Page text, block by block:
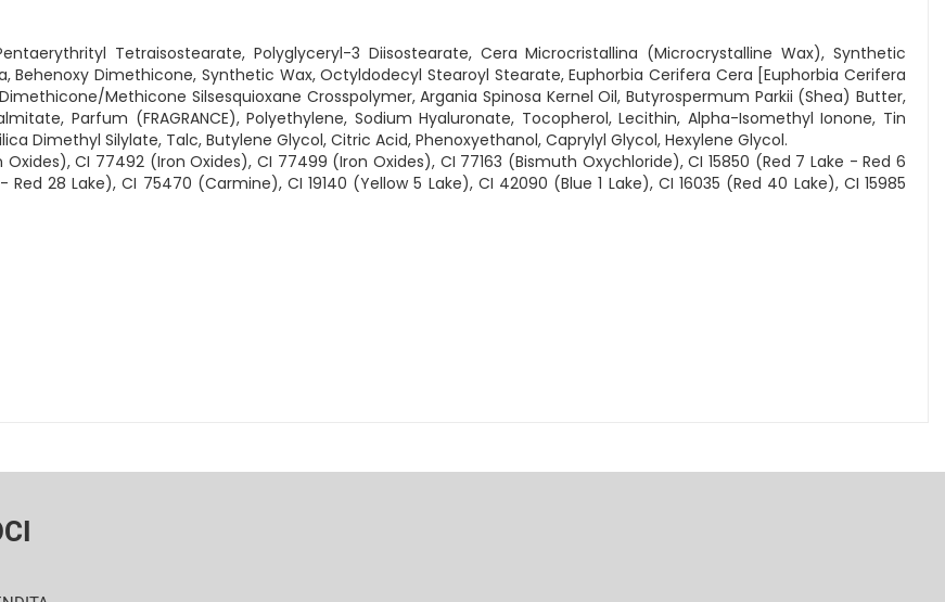
Tetraisostearate, Polyglyceryl-3 Diisostearate, Cera Microcristallina (Microcrystalline Wax), Synthetic
Behenoxy Dimethicone, Synthetic Wax, Octyldodecyl Stearoyl Stearate, Euphorbia Cerifera Cera [Euphorbia Cerifera
Methicone Silsesquioxane Crosspolymer, Argania Spinosa Kernel Oil, Butyrospermum Parkii (Shea) Butter,
Parfum (FRAGRANCE), Polyethylene, Sodium Hyaluronate, Tocopherol, Lecithin, Alpha-Isomethyl Ionone, Tin
Dimethyl Silylate, Talc, Butylene Glycol, Citric Acid, Phenoxyethanol, Caprylyl Glycol, Hexylene Glycol.
CI 77492 (Iron Oxides), CI 77499 (Iron Oxides), CI 77163 (Bismuth Oxychloride), CI 15850 (Red 7 Lake - Red 6
28 Lake), CI 75470 (Carmine), CI 19140 (Yellow 5 Lake), CI 42090 (Blue 1 Lake), CI 16035 (Red 40 Lake), CI 15985